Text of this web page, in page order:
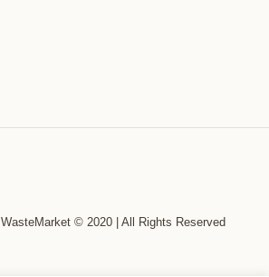
WasteMarket © 2020 | All Rights Reserved